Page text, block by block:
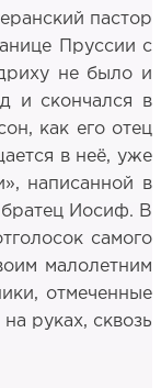
пастор
Пруссии с
не было и
и скончался в
как его отец
в неё, уже
написанной в
братец Иосиф. В
самого
малолетним
отмеченные
руках, сквозь